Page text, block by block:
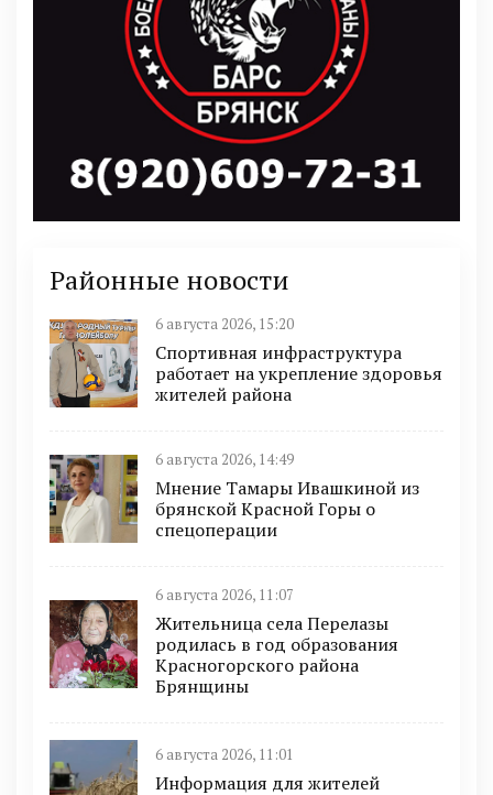
Районные новости
6 августа 2026, 15:20
Спортивная инфраструктура
работает на укрепление здоровья
жителей района
6 августа 2026, 14:49
Мнение Тамары Ивашкиной из
брянской Красной Горы о
спецоперации
6 августа 2026, 11:07
Жительница села Перелазы
родилась в год образования
Красногорского района
Брянщины
6 августа 2026, 11:01
Информация для жителей